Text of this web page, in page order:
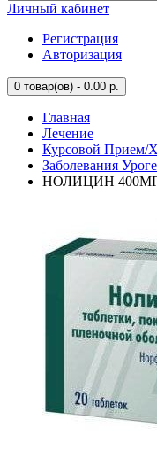
Личный кабинет
Регистрация
Авторизация
0 товар(ов) - 0.00 р.
Главная
Лечение
Курсовой Прием/
Заболевания
НОЛИЦИН